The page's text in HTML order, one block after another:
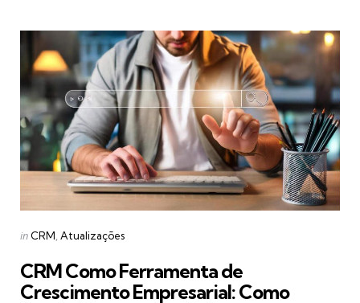
Categories
Posted
in CRM Atualizações
CRM Como Ferramenta de
Crescimento Empresarial: Como